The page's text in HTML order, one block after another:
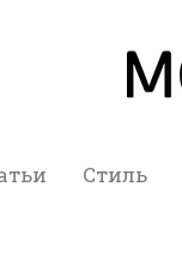
Стиль